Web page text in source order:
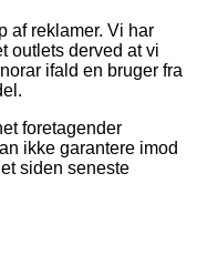
af reklamer. Vi har
outlets derved at vi
ifald en bruger fra
foretagender
ikke garantere imod
siden seneste